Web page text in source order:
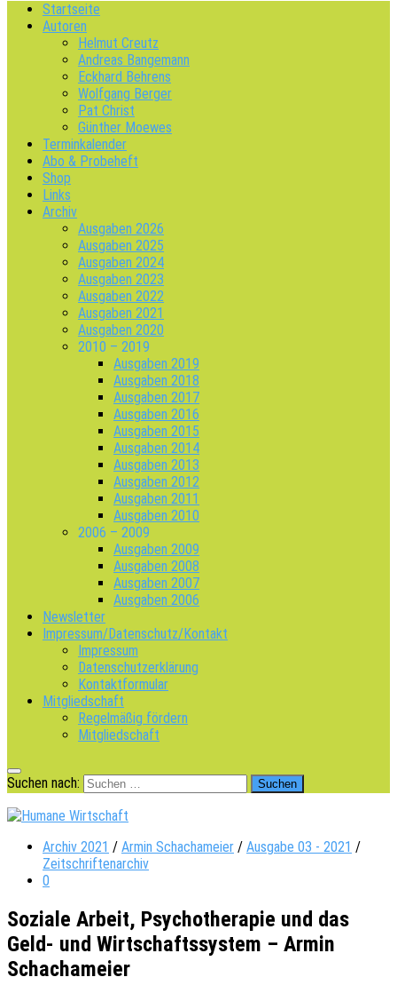
Startseite
Autoren
Helmut Creutz
Andreas Bangemann
Eckhard Behrens
Wolfgang Berger
Pat Christ
Günther Moewes
Terminkalender
Abo & Probeheft
Shop
Links
Archiv
Ausgaben 2026
Ausgaben 2025
Ausgaben 2024
Ausgaben 2023
Ausgaben 2022
Ausgaben 2021
Ausgaben 2020
2010 – 2019
Ausgaben 2019
Ausgaben 2018
Ausgaben 2017
Ausgaben 2016
Ausgaben 2015
Ausgaben 2014
Ausgaben 2013
Ausgaben 2012
Ausgaben 2011
Ausgaben 2010
2006 – 2009
Ausgaben 2009
Ausgaben 2008
Ausgaben 2007
Ausgaben 2006
Newsletter
Impressum/Datenschutz/Kontakt
Impressum
Datenschutzerklärung
Kontaktformular
Mitgliedschaft
Regelmäßig fördern
Mitgliedschaft
Suchen nach:
Archiv 2021 / Armin Schachameier / Ausgabe 03 - 2021 /
Zeitschriftenarchiv
0
Soziale Arbeit, Psychotherapie und das
Geld- und Wirtschaftssystem – Armin
Schachameier